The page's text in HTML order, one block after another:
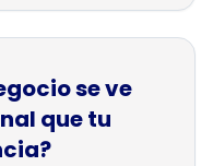
se ve
que tu